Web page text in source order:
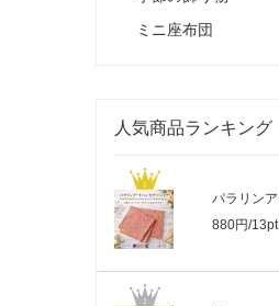
ミニ座布団
人気商品ランキング
880円/13pt